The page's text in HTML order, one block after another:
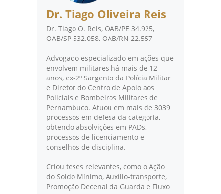
Dr. Tiago Oliveira Reis
Dr. Tiago O. Reis, OAB/PE 34.925,
OAB/SP 532.058, OAB/RN 22.557
Advogado especializado em ações que
envolvem militares há mais de 12
anos, ex-2º Sargento da Polícia Militar
e Diretor do Centro de Apoio aos
Policiais e Bombeiros Militares de
Pernambuco. Atuou em mais de 3039
processos em defesa da categoria,
obtendo absolvições em PADs,
processos de licenciamento e
conselhos de disciplina.
Criou teses relevantes, como o Ação
do Soldo Mínimo, Auxílio-transporte,
Promoção Decenal da Guarda e Fluxo